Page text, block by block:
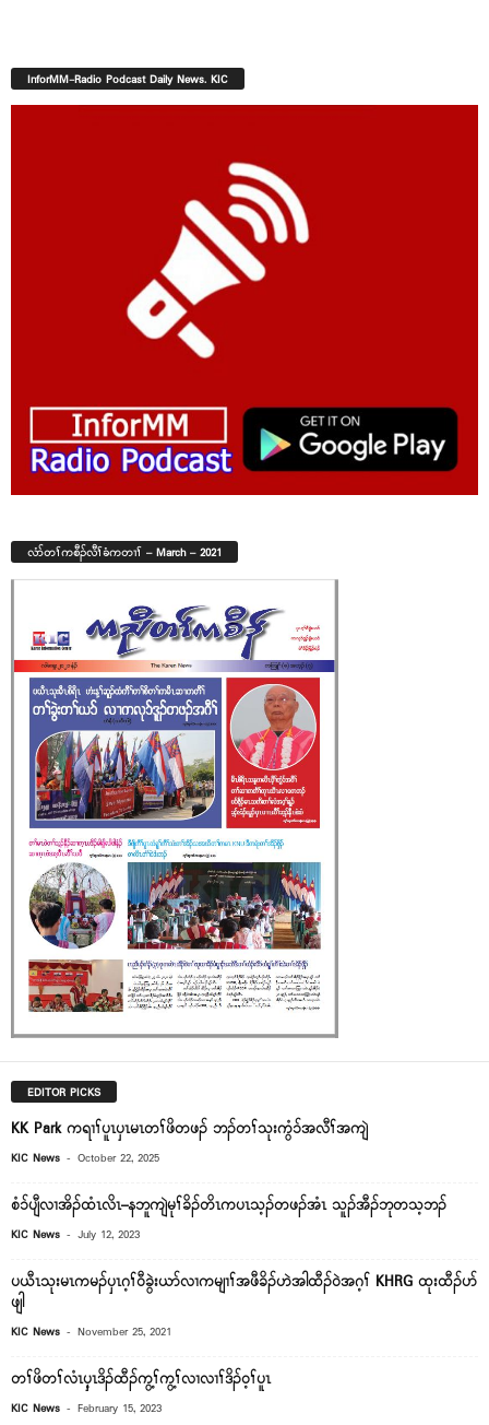
InforMM-Radio Podcast Daily News. KIC
လံာ်တၢ်ကစီၣ်လီၢ်ခံကတၢၢ် – March – 2021
EDITOR PICKS
KK Park ကရၢၢ်ပူၤပှၤမၤတၢ်ဖိတဖၣ် ဘၣ်တၢ်သုးကွံၥ်အလီၢ်အကျဲ
KIC News - October 22, 2025
စံ၁်ပျီလၢအိၣ်ထံၤလိၤ–နဘူကျဲမုၢ်ခိၣ်တိၤကပၤသ့ၣ်တဖၣ်အံၤ သူၣ်အီၣ်ဘုတသ့ဘၣ်
KIC News - July 12, 2023
ပယီၤသုးမၤကမၣ်ၦၤဂ့ၢ်၀ီခွဲးယာ်လၢကမျၢၢ်အဖီခိၣ်ဟဲအါထီၣ်၀ဲအဂ့ၢ် KHRG ထုးထီၣ်ပာ်
ဖျါ
KIC News - November 25, 2021
တၢ်ဖိတၢ်လံၤၦ့ၤဒိၣ်ထီၣ်ကွ့ၢ်ကွ့ၢ်လၢလၢၢ်ဒိၣ်၀့ၢ်ပူၤ
KIC News - February 15, 2023